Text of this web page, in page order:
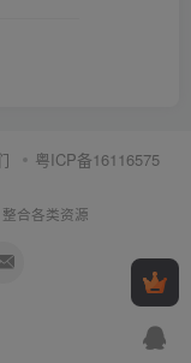
粤ICP备16116575
合各类资源